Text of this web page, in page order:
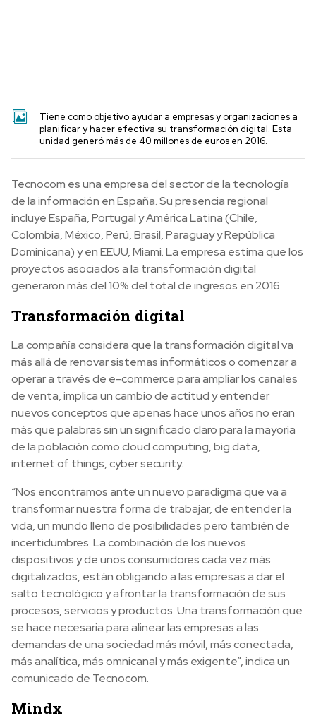
Tiene como objetivo ayudar a empresas y organizaciones a
planificar y hacer efectiva su transformación digital. Esta
unidad generó más de 40 millones de euros en 2016.
Tecnocom es una empresa del sector de la tecnología
de la información en España. Su presencia regional
incluye España, Portugal y América Latina (Chile,
Colombia, México, Perú, Brasil, Paraguay y República
Dominicana) y en EEUU, Miami. La empresa estima que los
proyectos asociados a la transformación digital
generaron más del 10% del total de ingresos en 2016.
Transformación digital
La compañía considera que la transformación digital va
más allá de renovar sistemas informáticos o comenzar a
operar a través de e-commerce para ampliar los canales
de venta, implica un cambio de actitud y entender
nuevos conceptos que apenas hace unos años no eran
más que palabras sin un significado claro para la mayoría
de la población como cloud computing, big data,
internet of things, cyber security.
“Nos encontramos ante un nuevo paradigma que va a
transformar nuestra forma de trabajar, de entender la
vida, un mundo lleno de posibilidades pero también de
incertidumbres. La combinación de los nuevos
dispositivos y de unos consumidores cada vez más
digitalizados, están obligando a las empresas a dar el
salto tecnológico y afrontar la transformación de sus
procesos, servicios y productos. Una transformación que
se hace necesaria para alinear las empresas a las
demandas de una sociedad más móvil, más conectada,
más analítica, más omnicanal y más exigente”, indica un
comunicado de Tecnocom.
Mindx